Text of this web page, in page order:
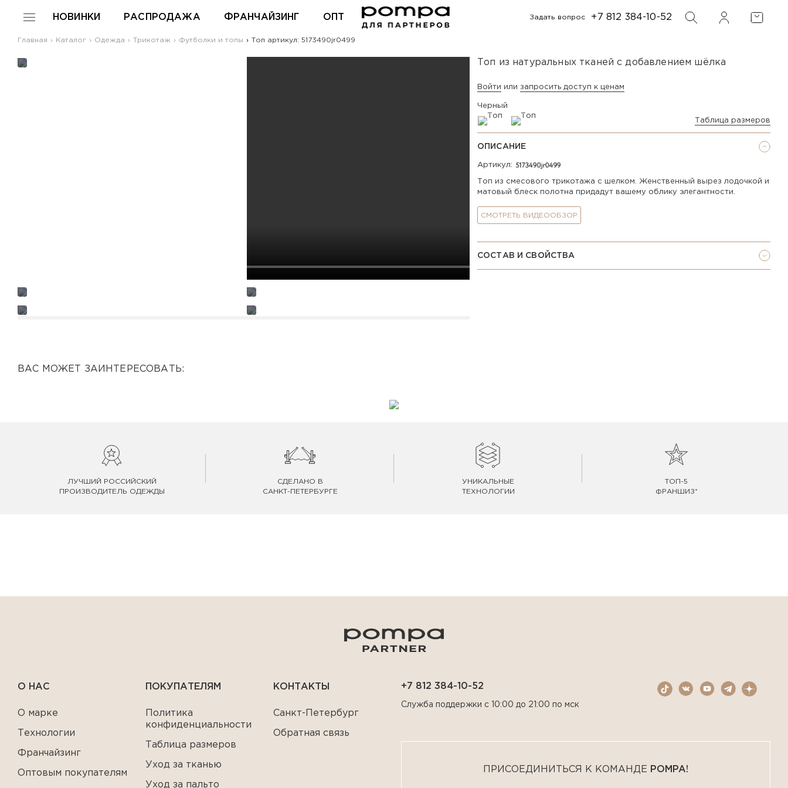
НОВИНКИ РАСПРОДАЖА ФРАНЧАЙЗИНГ ОПТ Задать вопрос +7 812 384-10-52 ФИЛЬТР
ПОИСК
Главная Каталог Одежда Трикотаж Футболки и топы Топ артикул: 5173490jr0499
Топ из натуральных тканей с добавлением шёлка
Войти или запросить доступ к ценам
Черный
Таблица размеров
ОПИСАНИЕ
Артикул:
Топ из смесового трикотажа с шелком. Женственный вырез лодочкой и
матовый блеск полотна придадут вашему облику элегантности.
СМОТРЕТЬ ВИДЕООБЗОР
СОСТАВ И СВОЙСТВА
ВАС МОЖЕТ ЗАИНТЕРЕСОВАТЬ:
ЛУЧШИЙ РОССИЙСКИЙ
ПРОИЗВОДИТЕЛЬ ОДЕЖДЫ
СДЕЛАНО В
САНКТ-ПЕТЕРБУРГЕ
УНИКАЛЬНЫЕ
ТЕХНОЛОГИИ
ТОП-5
ФРАНШИЗ*
О НАС
О марке
Технологии
Франчайзинг
Оптовым покупателям
ПОКУПАТЕЛЯМ
Политика
конфиденциальности
Таблица размеров
Уход за тканью
Уход за пальто
КОНТАКТЫ
Санкт-Петербург
Обратная связь
ПРИСОЕДИНИТЬСЯ К КОМАНДЕ POMPA!
+7 812 384-10-52
Служба поддержки с 10:00 до 21:00 по мск